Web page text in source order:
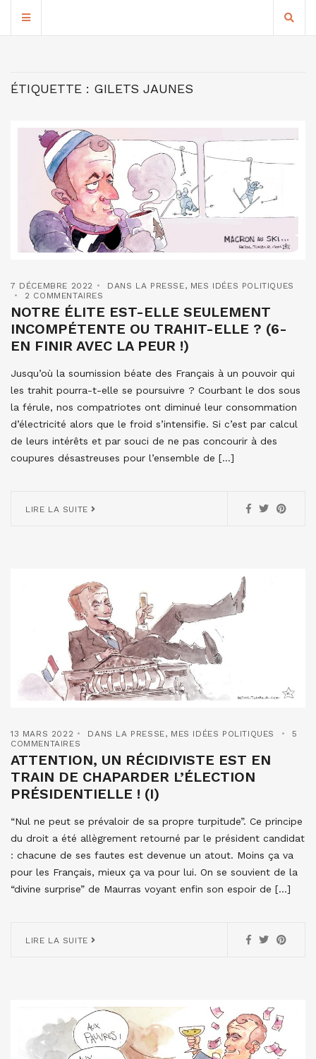
ÉTIQUETTE : GILETS JAUNES
7 DÉCEMBRE 2022 DANS LA PRESSE, MES IDÉES POLITIQUES
2 COMMENTAIRES
NOTRE ÉLITE EST-ELLE SEULEMENT
INCOMPÉTENTE OU TRAHIT-ELLE ? (6-
EN FINIR AVEC LA PEUR !)
Jusqu’où la soumission béate des Français à un pouvoir qui
les trahit pourra-t-elle se poursuivre ? Courbant le dos sous
la férule, nos compatriotes ont diminué leur consommation
d’électricité alors que le froid s’intensifie. Si c’est par calcul
de leurs intérêts et par souci de ne pas concourir à des
coupures désastreuses pour l’ensemble de […]
LIRE LA SUITE
13 MARS 2022 DANS LA PRESSE, MES IDÉES POLITIQUES
5
COMMENTAIRES
ATTENTION, UN RÉCIDIVISTE EST EN
TRAIN DE CHAPARDER L’ÉLECTION
PRÉSIDENTIELLE ! (I)
“Nul ne peut se prévaloir de sa propre turpitude”. Ce principe
du droit a été allègrement retourné par le président candidat
: chacune de ses fautes est devenue un atout. Moins ça va
pour les Français, mieux ça va pour lui. On se souvient de la
“divine surprise” de Maurras voyant enfin son espoir de […]
LIRE LA SUITE